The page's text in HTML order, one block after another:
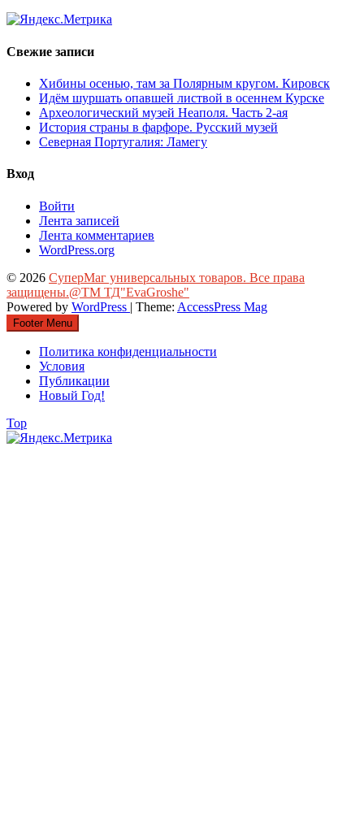
Свежие записи
Хибины осенью, там за Полярным кругом. Кировск
Идём шуршать опавшей листвой в осеннем Курске
Археологический музей Неаполя. Часть 2-ая
История страны в фарфоре. Русский музей
Северная Португалия: Ламегу
Вход
Войти
Лента записей
Лента комментариев
WordPress.org
© 2026 СуперМаг универсальных товаров. Все права
защищены.@ТМ ТД"EvaGroshe"
Powered by WordPress | Theme: AccessPress Mag
Footer Menu
Политика конфиденциальности
Условия
Публикации
Новый Год!
Top